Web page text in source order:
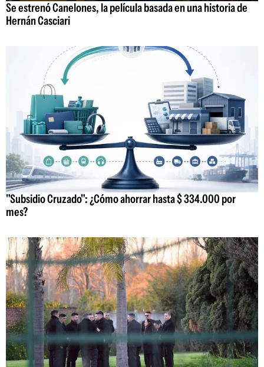
Se estrenó Canelones, la película basada en una historia de
Hernán Casciari
"Subsidio Cruzado": ¿Cómo ahorrar hasta $ 334.000 por
mes?